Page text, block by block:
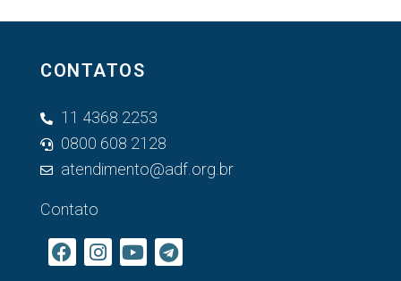
CONTATOS
11 4368 2253
0800 608 2128
atendimento@adf.org.br
Contato